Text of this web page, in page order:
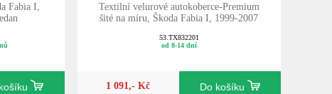
Fabia I,
Textilní velurové autokoberce-Premium
šité na míru, Škoda Fabia I, 1999-2007
53.TX832201
od 8-14 dní
1 091,- Kč Do košíku